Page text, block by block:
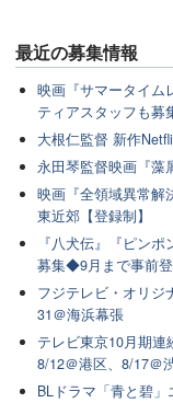
最近の募集情報
映画『サマータイ
ティアスタッフも募
大根仁監督 新作
永田琴監督映画『藻
映画『全領域異常
東近郊【登録制】
『八犬伝』『ピン
募集◆9月まで事前
フジテレビ・オリ
31＠海浜幕張
テレビ東京10月期連
8/12＠港区、8/17＠
BLドラマ「青と碧